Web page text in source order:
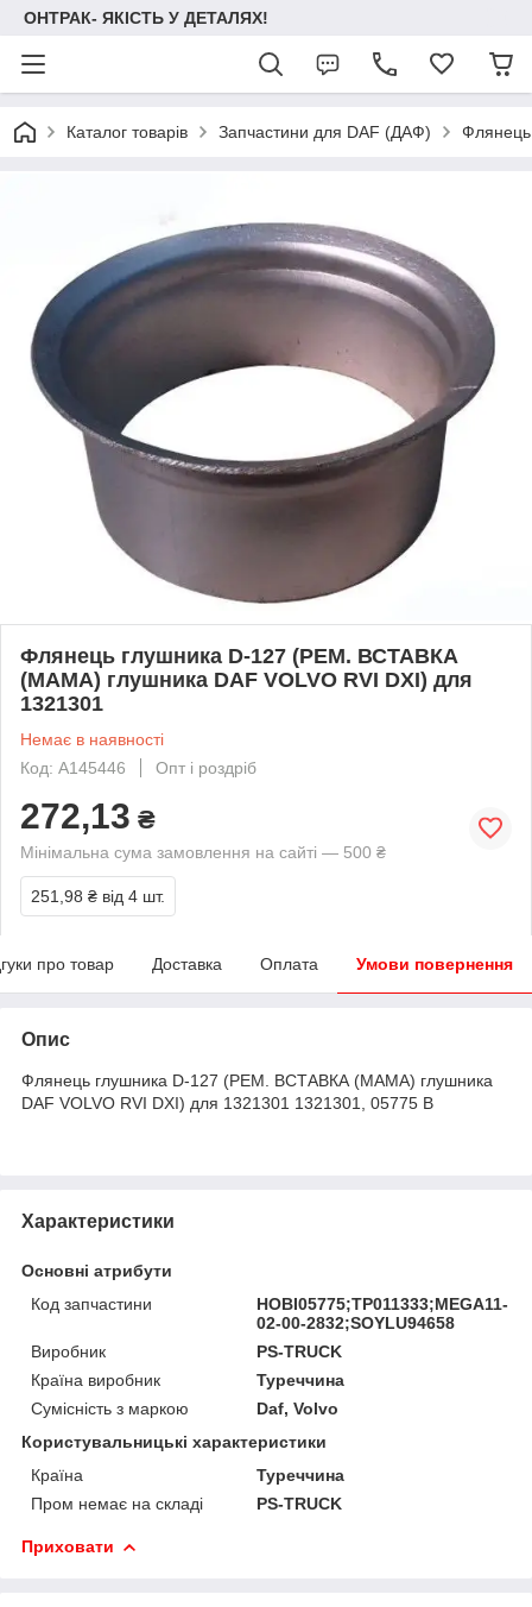
ОНТРАК- ЯКІСТЬ У ДЕТАЛЯХ!
Каталог товарів Запчастини для DAF (ДАФ)
Флянець глушника D-127 (РЕМ. ВСТАВКА
(МАМА) глушника DAF VOLVO RVI DXI) для
1321301
Немає в наявності
Код: A145446
Опт і роздріб
272,13 ₴
Мінімальна сума замовлення на сайті — 500 ₴
251,98 ₴ від 4 шт.
про товар Доставка Оплата Умови повернення
Опис
Флянець глушника D-127 (РЕМ. ВСТАВКА (МАМА) глушника
DAF VOLVO RVI DXI) для 1321301 1321301, 05775 B
Характеристики
Основні атрибути
Код запчастини
HOBI05775;TP011333;MEGA11-
02-00-2832;SOYLU94658
Виробник
PS-TRUCK
Країна виробник
Туреччина
Сумісність з маркою
Daf, Volvo
Користувальницькі характеристики
Країна
Туреччина
Пром немає на складі
PS-TRUCK
Приховати